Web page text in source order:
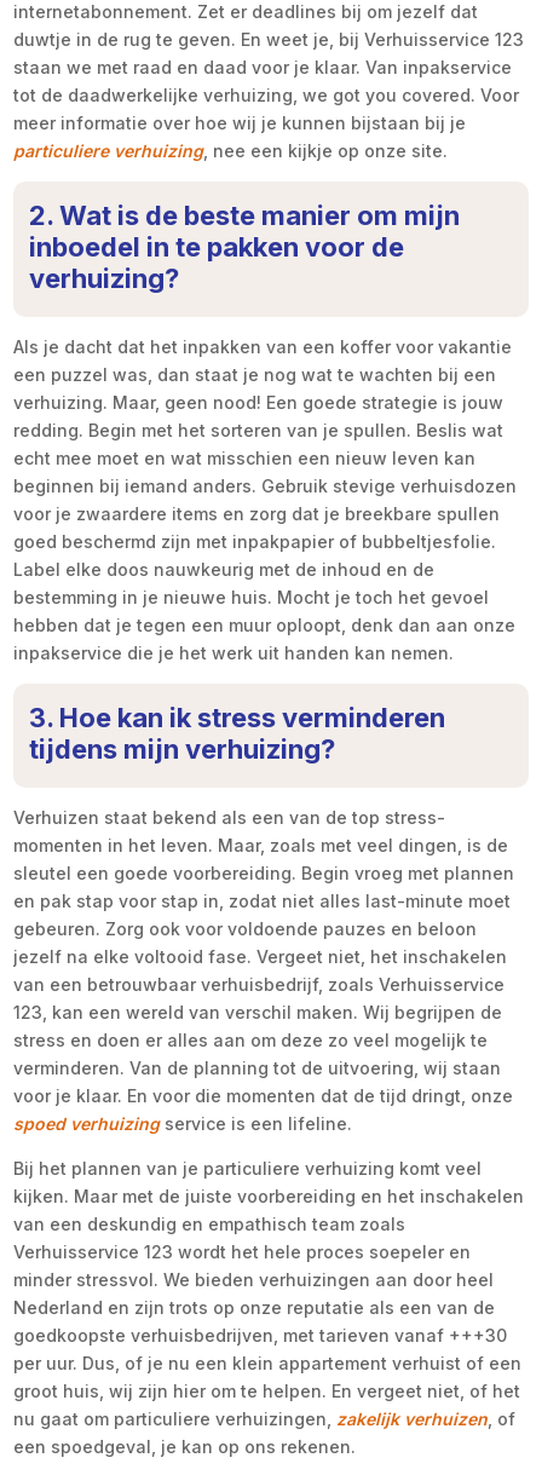
internetabonnement. Zet er deadlines bij om jezelf dat
duwtje in de rug te geven. En weet je, bij Verhuisservice 123
staan we met raad en daad voor je klaar. Van inpakservice
tot de daadwerkelijke verhuizing, we got you covered. Voor
meer informatie over hoe wij je kunnen bijstaan bij je
particuliere verhuizing, nee een kijkje op onze site.
2. Wat is de beste manier om mijn
inboedel in te pakken voor de
verhuizing?
Als je dacht dat het inpakken van een koffer voor vakantie
een puzzel was, dan staat je nog wat te wachten bij een
verhuizing. Maar, geen nood! Een goede strategie is jouw
redding. Begin met het sorteren van je spullen. Beslis wat
echt mee moet en wat misschien een nieuw leven kan
beginnen bij iemand anders. Gebruik stevige verhuisdozen
voor je zwaardere items en zorg dat je breekbare spullen
goed beschermd zijn met inpakpapier of bubbeltjesfolie.
Label elke doos nauwkeurig met de inhoud en de
bestemming in je nieuwe huis. Mocht je toch het gevoel
hebben dat je tegen een muur oploopt, denk dan aan onze
inpakservice die je het werk uit handen kan nemen.
3. Hoe kan ik stress verminderen
tijdens mijn verhuizing?
Verhuizen staat bekend als een van de top stress-
momenten in het leven. Maar, zoals met veel dingen, is de
sleutel een goede voorbereiding. Begin vroeg met plannen
en pak stap voor stap in, zodat niet alles last-minute moet
gebeuren. Zorg ook voor voldoende pauzes en beloon
jezelf na elke voltooid fase. Vergeet niet, het inschakelen
van een betrouwbaar verhuisbedrijf, zoals Verhuisservice
123, kan een wereld van verschil maken. Wij begrijpen de
stress en doen er alles aan om deze zo veel mogelijk te
verminderen. Van de planning tot de uitvoering, wij staan
voor je klaar. En voor die momenten dat de tijd dringt, onze
spoed verhuizingservice is een lifeline.
Bij het plannen van je particuliere verhuizing komt veel
kijken. Maar met de juiste voorbereiding en het inschakelen
van een deskundig en empathisch team zoals
Verhuisservice 123 wordt het hele proces soepeler en
minder stressvol. We bieden verhuizingen aan door heel
Nederland en zijn trots op onze reputatie als een van de
goedkoopste verhuisbedrijven, met tarieven vanaf +++30
per uur. Dus, of je nu een klein appartement verhuist of een
groot huis, wij zijn hier om te helpen. En vergeet niet, of het
nu gaat om particuliere verhuizingen, zakelijk verhuizen , of
een spoedgeval, je kan op ons rekenen.